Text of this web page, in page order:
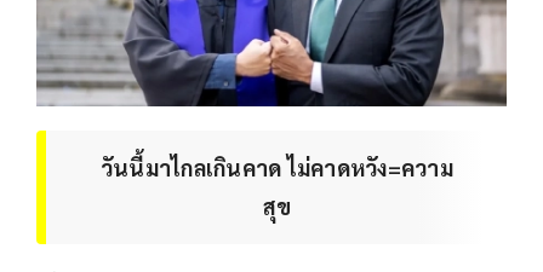
วันนี้มาไกลเกินคาด ไม่คาดหวัง=ความ
สุข